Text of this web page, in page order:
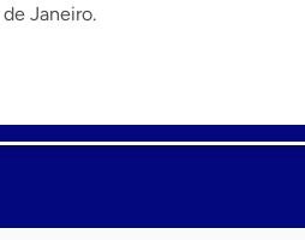
Janeiro.